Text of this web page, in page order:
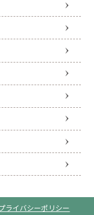
ライバシーポリシー